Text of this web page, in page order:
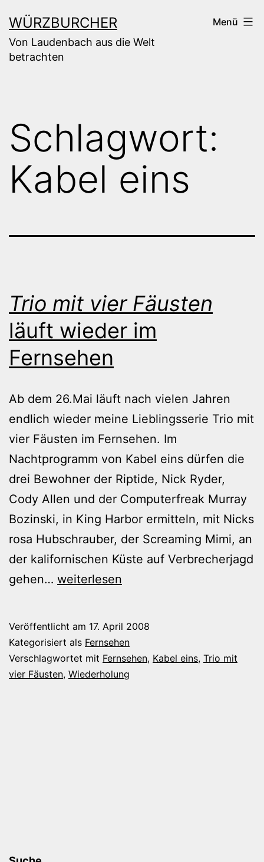
Inhalt
springen
WÜRZBURCHER
Von Laudenbach aus die Welt
betrachten
Menü
Schlagwort:
Kabel eins
Trio mit vier Fäusten
läuft wieder im
Fernsehen
Ab dem 26.Mai läuft nach vielen Jahren
endlich wieder meine Lieblingsserie Trio mit
vier Fäusten im Fernsehen. Im
Nachtprogramm von Kabel eins dürfen die
drei Bewohner der Riptide, Nick Ryder,
Cody Allen und der Computerfreak Murray
Bozinski, in King Harbor ermitteln, mit Nicks
rosa Hubschrauber, der Screaming Mimi, an
der kalifornischen Küste auf Verbrecherjagd
gehen… Trio
Fäusten
läuft
wieder
weiterlesen
Veröffentlicht am 17. April 2008
Kategorisiert als Fernsehen
Verschlagwortet mit Fernsehen, Kabel eins, Trio mit
vier Fäusten, Wiederholung